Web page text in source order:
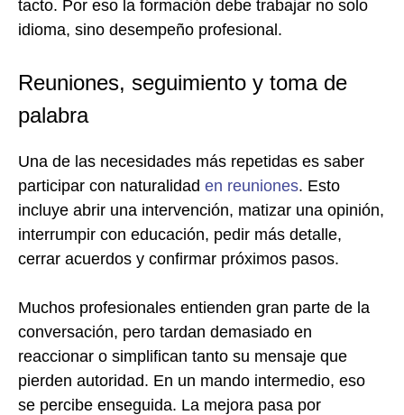
tacto. Por eso la formación debe trabajar no solo
idioma, sino desempeño profesional.
Reuniones, seguimiento y toma de
palabra
Una de las necesidades más repetidas es saber
participar con naturalidad en reuniones. Esto
incluye abrir una intervención, matizar una opinión,
interrumpir con educación, pedir más detalle,
cerrar acuerdos y confirmar próximos pasos.
Muchos profesionales entienden gran parte de la
conversación, pero tardan demasiado en
reaccionar o simplifican tanto su mensaje que
pierden autoridad. En un mando intermedio, eso
se percibe enseguida. La mejora pasa por